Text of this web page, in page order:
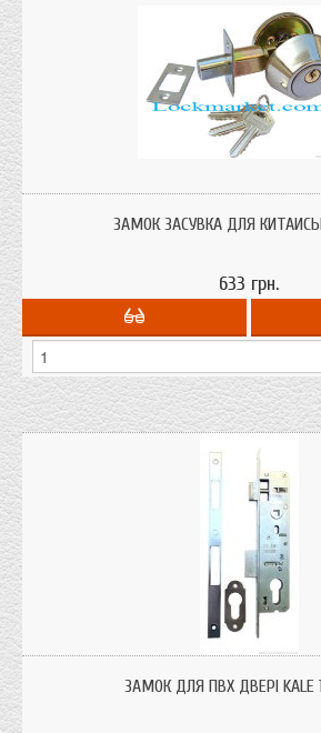
виробника Sell-PoolЗАМОК ЗАСУВКА ДЛЯ
633 грн.
відстанню 92 мм. і бексетом 25 мм. Р означає
ЗАМОК ДЛЯ ПВХ ДВЕРІ KALE